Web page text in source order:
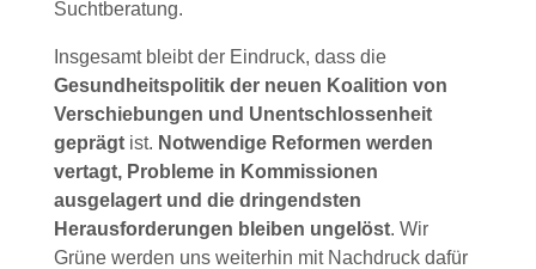
Suchtberatung.
Insgesamt bleibt der Eindruck, dass die
Gesundheitspolitik der neuen Koalition von
Verschiebungen und Unentschlossenheit
geprägt ist. Notwendige Reformen werden
vertagt, Probleme in Kommissionen
ausgelagert und die dringendsten
Herausforderungen bleiben ungelöst. Wir
Grüne werden uns weiterhin mit Nachdruck dafür